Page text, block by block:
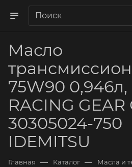
Масло
75W90 0,946л,
RACING GEAR
30305024-750
IDEMITSU
Главная — Каталог — Масла и